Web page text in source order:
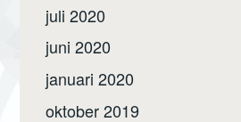
juli 2020
juni 2020
januari 2020
oktober 2019